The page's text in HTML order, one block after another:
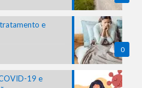
0
e
19 e